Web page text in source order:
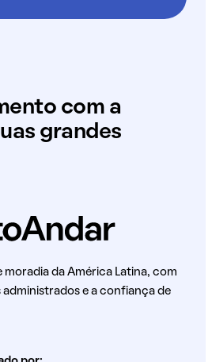
com a
grandes
da América Latina, com
e a confiança de